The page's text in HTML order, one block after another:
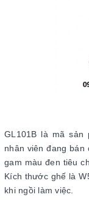
GL101B là mã sản
nhân viên đang bán
gam màu đen tiêu
Kích thước ghế là
khi ngồi làm việc.